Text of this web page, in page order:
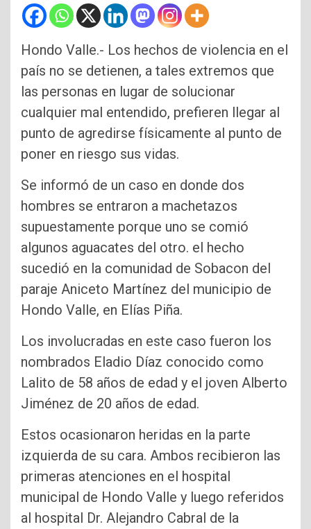
Hondo Valle.- Los hechos de violencia en el
país no se detienen, a tales extremos que
las personas en lugar de solucionar
cualquier mal entendido, prefieren llegar al
punto de agredirse físicamente al punto de
poner en riesgo sus vidas.
Se informó de un caso en donde dos
hombres se entraron a machetazos
supuestamente porque uno se comió
algunos aguacates del otro. el hecho
sucedió en la comunidad de Sobacon del
paraje Aniceto Martínez del municipio de
Hondo Valle, en Elías Piña.​
Los involucradas en este caso fueron los
nombrados Eladio Díaz conocido como
Lalito de 58 años de edad y el joven Alberto
Jiménez de 20 años de edad.
Estos ocasionaron heridas en la parte
izquierda de su cara. Ambos recibieron las
primeras atenciones en el hospital
municipal de Hondo Valle y luego referidos
al hospital Dr. Alejandro Cabral de la